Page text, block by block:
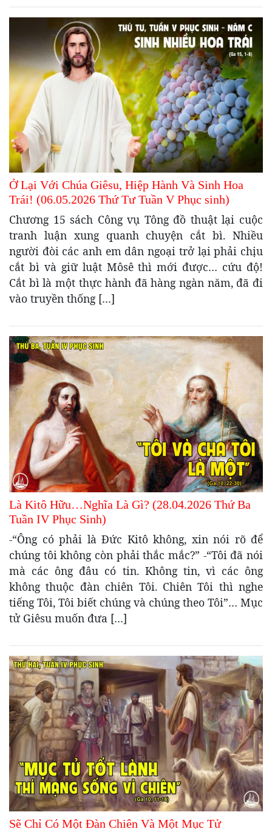
Ở Lại Với Chúa Giêsu, Hiệp Hành Và Sinh Hoa
Trái! (06.05.2026 Thứ Tư Tuần V Phục sinh)
Chương 15 sách Công vụ Tông đồ thuật lại cuộc
tranh luận xung quanh chuyện cắt bì. Nhiều
người đòi các anh em dân ngoại trở lại phải chịu
cắt bì và giữ luật Môsê thì mới được… cứu độ!
Cắt bì là một thực hành đã hàng ngàn năm, đã đi
vào truyền thống […]
Là Kitô Hữu…Nghĩa Là Gì? (28.04.2026 Thứ Ba
Tuần IV Phục Sinh)
-“Ông có phải là Đức Kitô không, xin nói rõ để
chúng tôi không còn phải thắc mắc?” -“Tôi đã nói
mà các ông đâu có tin. Không tin, vì các ông
không thuộc đàn chiên Tôi. Chiên Tôi thì nghe
tiếng Tôi, Tôi biết chúng và chúng theo Tôi”… Mục
tử Giêsu muốn đưa […]
Sẽ Chỉ Có Một Đàn Chiên Và Một Mục Tử